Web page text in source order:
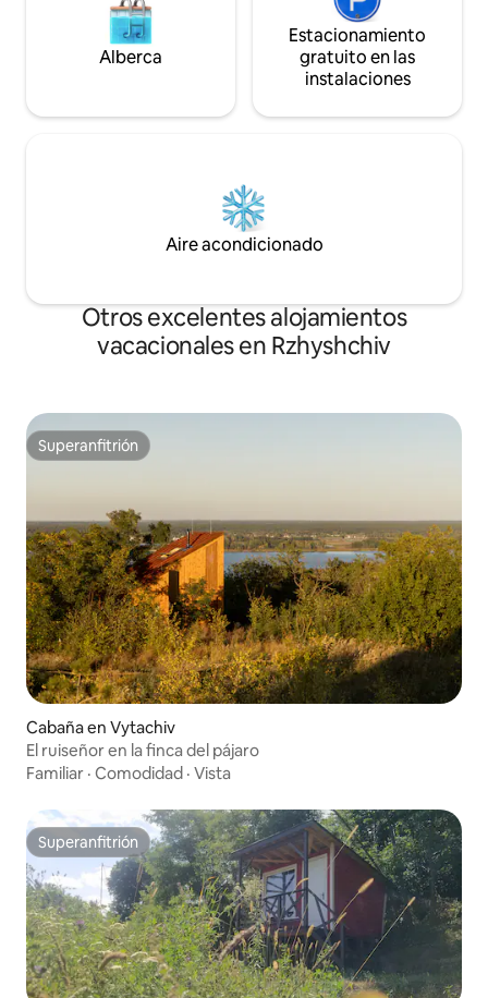
Alberca
Estacionamiento
gratuito en las
instalaciones
Aire acondicionado
Otros excelentes alojamientos
vacacionales en Rzhyshchiv
Superanfitrión
Superanfitrión
Cabaña en Vytachiv
El ruiseñor en la finca del pájaro
Familiar · Comodidad · Vista
Superanfitrión
Superanfitrión